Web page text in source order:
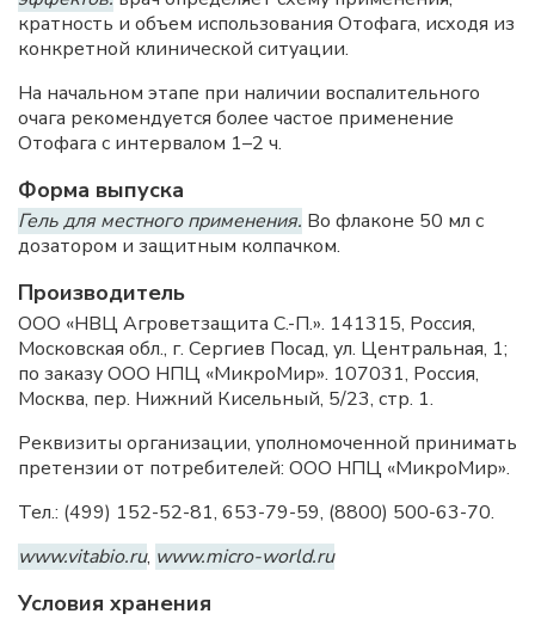
кратность и объем использования Отофага, исходя из
конкретной клинической ситуации.
На начальном этапе при наличии воспалительного
очага рекомендуется более частое применение
Отофага с интервалом 1–2 ч.
Форма выпуска
Гель для местного применения. Во флаконе 50 мл с
дозатором и защитным колпачком.
Производитель
ООО «НВЦ Агроветзащита С.-П.». 141315, Россия,
Московская обл., г. Сергиев Посад, ул. Центральная, 1;
по заказу ООО НПЦ «МикроМир». 107031, Россия,
Москва, пер. Нижний Кисельный, 5/23, стр. 1.
Реквизиты организации, уполномоченной принимать
претензии от потребителей: ООО НПЦ «МикроМир».
Тел.: (499) 152-52-81, 653-79-59, (8800) 500-63-70.
www.vitabio.ru, www.micro-world.ru
Условия хранения